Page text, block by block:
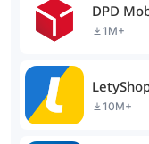
DPD
1M+
10M+